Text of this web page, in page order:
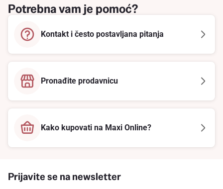
Potrebna vam je pomoć?
Kontakt i često postavljana pitanja
Pronađite prodavnicu
Kako kupovati na Maxi Online?
Prijavite se na newsletter